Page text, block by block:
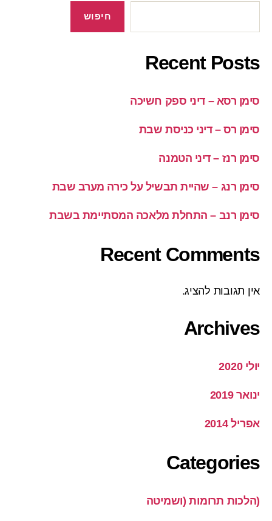
חיפוש
Recent Posts
סימן רסא – דיני ספק חשיכה
סימן רס – דיני כניסת שבת
סימן רנז – דיני הטמנה
סימן רנג – שהיית תבשיל על כירה מערב שבת
סימן רנב – התחלת מלאכה המסתיימת בשבת
Recent Comments
אין תגובות להציג.
Archives
יולי 2020
ינואר 2019
אפריל 2014
Categories
(הלכות תרומות (ושמיטה